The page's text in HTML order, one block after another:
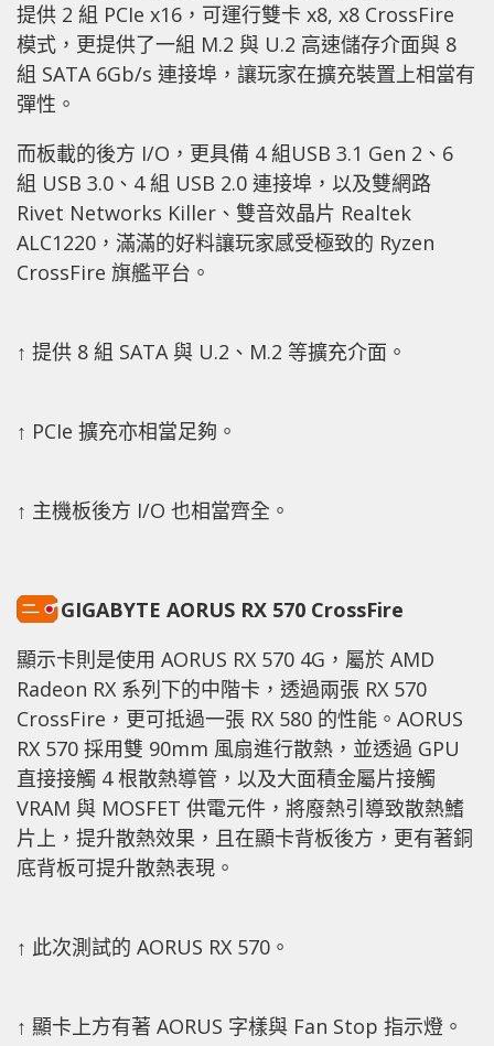
提供 2 組 PCIe x16，可運行雙卡 x8, x8 CrossFire
模式，更提供了一組 M.2 與 U.2 高速儲存介面與 8
組 SATA 6Gb/s 連接埠，讓玩家在擴充裝置上相當有
彈性。
而板載的後方 I/O，更具備 4 組USB 3.1 Gen 2、6
組 USB 3.0、4 組 USB 2.0 連接埠，以及雙網路
Rivet Networks Killer、雙音效晶片 Realtek
ALC1220，滿滿的好料讓玩家感受極致的 Ryzen
CrossFire 旗艦平台。
↑ 提供 8 組 SATA 與 U.2、M.2 等擴充介面。
↑ PCIe 擴充亦相當足夠。
↑ 主機板後方 I/O 也相當齊全。
GIGABYTE AORUS RX 570 CrossFire
顯示卡則是使用 AORUS RX 570 4G，屬於 AMD
Radeon RX 系列下的中階卡，透過兩張 RX 570
CrossFire，更可抵過一張 RX 580 的性能。AORUS
RX 570 採用雙 90mm 風扇進行散熱，並透過 GPU
直接接觸 4 根散熱導管，以及大面積金屬片接觸
VRAM 與 MOSFET 供電元件，將廢熱引導致散熱鰭
片上，提升散熱效果，且在顯卡背板後方，更有著銅
底背板可提升散熱表現。
↑ 此次測試的 AORUS RX 570。
↑ 顯卡上方有著 AORUS 字樣與 Fan Stop 指示燈。